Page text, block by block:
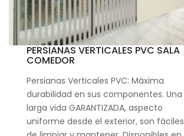
PERSIANAS VERTICALES PVC SALA
COMEDOR
Persianas Verticales PVC: Máxima
durabilidad en sus componentes. Una
larga vida GARANTIZADA, aspecto
uniforme desde el exterior, son fáciles